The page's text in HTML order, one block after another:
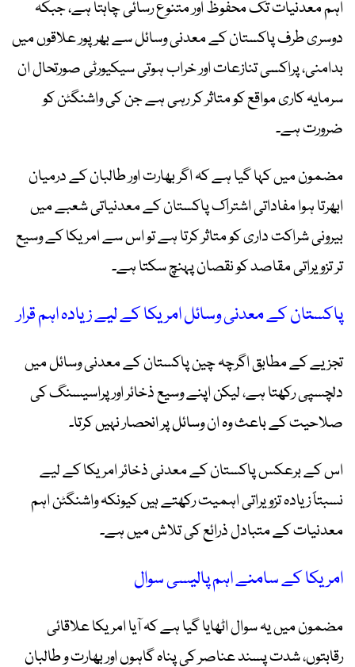
اہم معدنیات تک محفوظ اور متنوع رسائی چاہتا ہے، جبکہ
دوسری طرف پاکستان کے معدنی وسائل سے بھرپور علاقوں میں
بدامنی، پراکسی تنازعات اور خراب ہوتی سیکیورٹی صورتحال ان
سرمایہ کاری مواقع کو متاثر کر رہی ہے جن کی واشنگٹن کو
ضرورت ہے۔
مضمون میں کہا گیا ہے کہ اگر بھارت اور طالبان کے درمیان
ابھرتا ہوا مفاداتی اشتراک پاکستان کے معدنیاتی شعبے میں
بیرونی شراکت داری کو متاثر کرتا ہے تو اس سے امریکا کے وسیع
تر تزویراتی مقاصد کو نقصان پہنچ سکتا ہے۔
پاکستان کے معدنی وسائل امریکا کے لیے زیادہ اہم قرار
تجزیے کے مطابق اگرچہ چین پاکستان کے معدنی وسائل میں
دلچسپی رکھتا ہے، لیکن اپنے وسیع ذخائر اور پراسیسنگ کی
صلاحیت کے باعث وہ ان وسائل پر انحصار نہیں کرتا۔
اس کے برعکس پاکستان کے معدنی ذخائر امریکا کے لیے
نسبتاً زیادہ تزویراتی اہمیت رکھتے ہیں کیونکہ واشنگٹن اہم
معدنیات کے متبادل ذرائع کی تلاش میں ہے۔
امریکا کے سامنے اہم پالیسی سوال
مضمون میں یہ سوال اٹھایا گیا ہے کہ آیا امریکا علاقائی
رقابتوں، شدت پسند عناصر کی پناہ گاہوں اور بھارت و طالبان